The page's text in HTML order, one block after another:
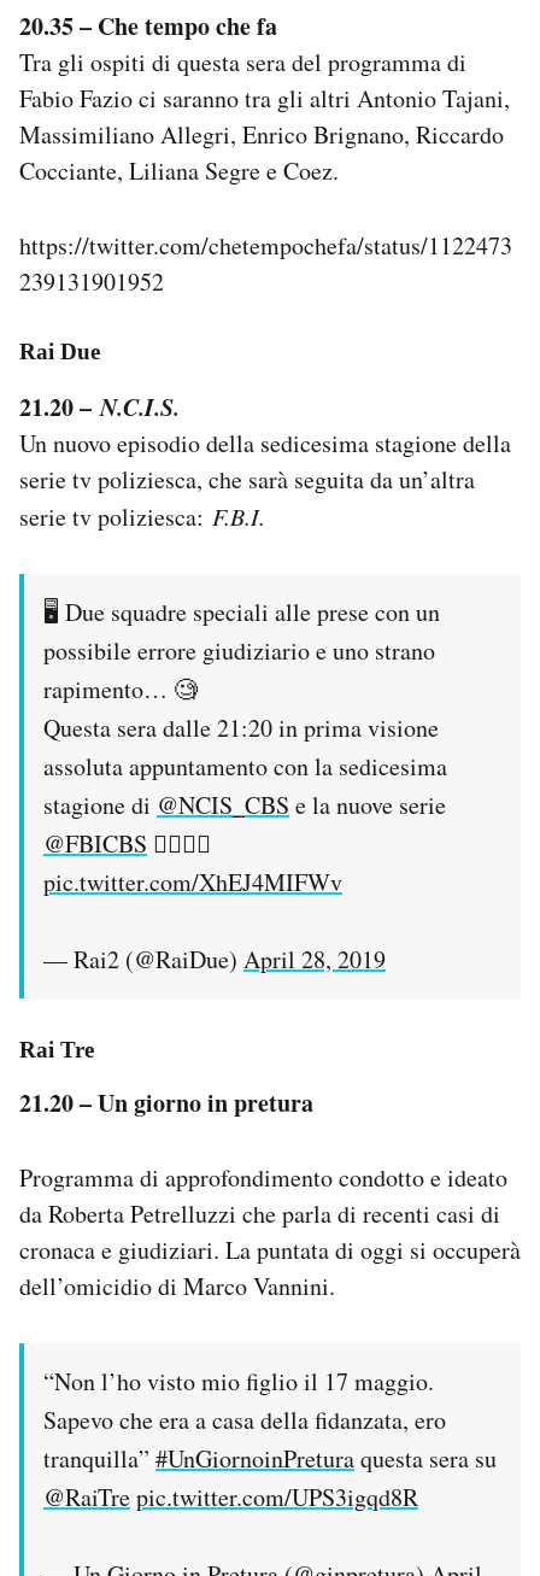
20.35 – Che tempo che fa
Tra gli ospiti di questa sera del programma di
Fabio Fazio ci saranno tra gli altri Antonio Tajani,
Massimiliano Allegri, Enrico Brignano, Riccardo
Cocciante, Liliana Segre e Coez.
https://twitter.com/chetempochefa/status/1122473
239131901952
Rai Due
21.20 –N.C.I.S.
Un nuovo episodio della sedicesima stagione della
serie tv poliziesca, che sarà seguita da un’altra
serie tv poliziesca: F.B.I.
🖥 Due squadre speciali alle prese con un
possibile errore giudiziario e uno strano
rapimento… 🧐
Questa sera dalle 21:20 in prima visione
assoluta appuntamento con la sedicesima
stagione di @NCIS_CBS e la nuove serie
@FBICBS 👮‍♀️👮‍♂️
pic.twitter.com/XhEJ4MIFWv
— Rai2 (@RaiDue) April 28, 2019
Rai Tre
21.20 – Un giorno in pretura
Programma di approfondimento condotto e ideato
da Roberta Petrelluzzi che parla di recenti casi di
cronaca e giudiziari. La puntata di oggi si occuperà
dell’omicidio di Marco Vannini.
“Non l’ho visto mio figlio il 17 maggio.
Sapevo che era a casa della fidanzata, ero
tranquilla” #UnGiornoinPreturaquesta sera su
@RaiTrepic.twitter.com/UPS3igqd8R